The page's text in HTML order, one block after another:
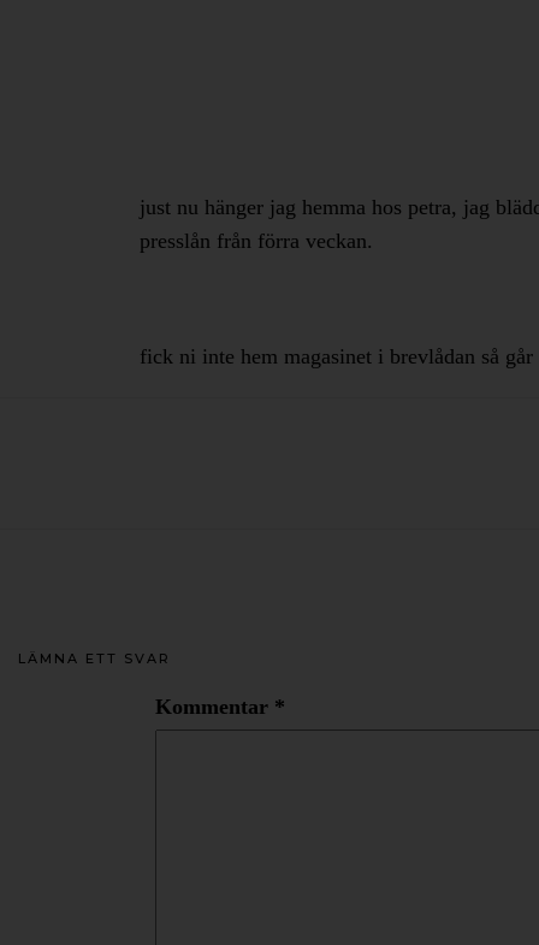
just nu hänger jag hemma hos petra, jag
presslån från förra veckan.
fick ni inte hem magasinet i brevlådan så
LÄMNA ETT SVAR
Kommentar *